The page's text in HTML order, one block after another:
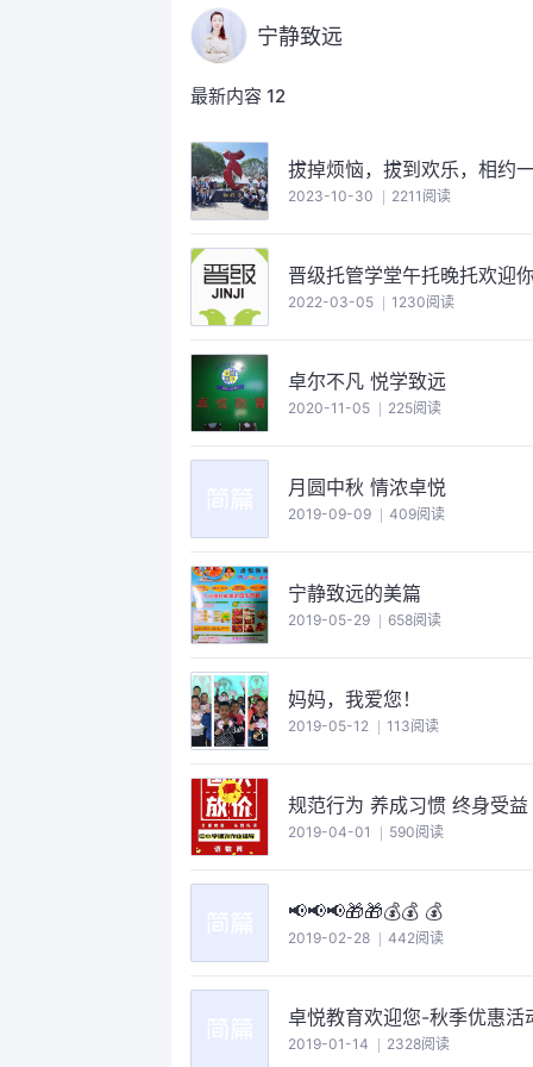
宁静致远
最新内容 12
拔掉烦恼，拔到欢乐，相约
2023-10-30 2211阅读
晋级托管学堂午托晚托欢迎
2022-03-05 1230阅读
卓尔不凡 悦学致远
2020-11-05 225阅读
月圆中秋 情浓卓悦
2019-09-09 409阅读
宁静致远的美篇
2019-05-29 658阅读
妈妈，我爱您！
2019-05-12 113阅读
规范行为 养成习惯 终身受益
2019-04-01 590阅读
📢📢📢🎁🎁💰💰 💰
2019-02-28 442阅读
卓悦教育欢迎您-秋季优惠活
2019-01-14 2328阅读